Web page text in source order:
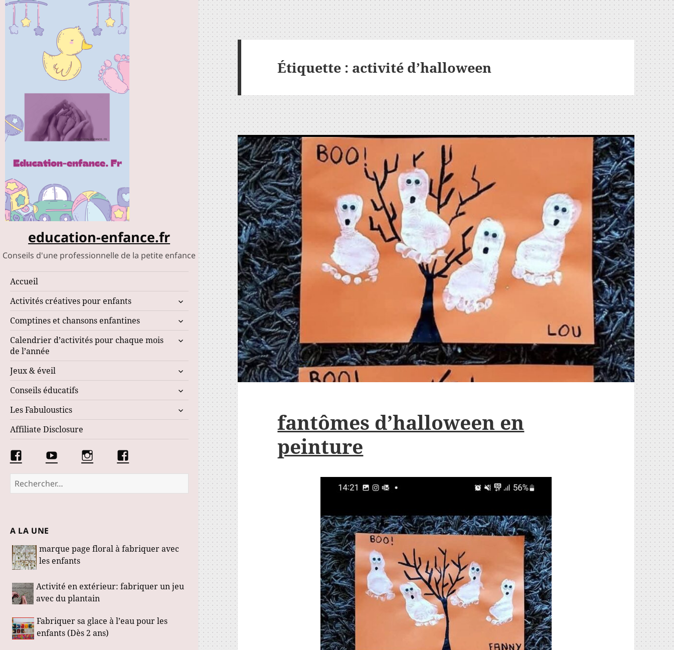
education-enfance.fr
Conseils d'une professionnelle de la petite enfance
Accueil
Activités créatives pour enfants
ouvrir
le
sous-
menu
Comptines et chansons enfantines
ouvrir
le
sous-
Calendrier d’activités pour chaque mois
de l’année
ouvrir
sous-
menu
Jeux & éveil
ouvrir
le
sous-
menu
Conseils éducatifs
ouvrir
le
sous-
menu
Les Fabuloustics
ouvrir
le
menu
Affiliate Disclosure
Facebook
Les
Fabuloustics
Conseils
d’une
éducatrice
de
Éduquer
les
petits
La
communauté
Marmotille
Rechercher :
A LA UNE
marque page floral à fabriquer avec
les enfants
Activité en extérieur: fabriquer un jeu
avec du plantain
Fabriquer sa glace à l’eau pour les
enfants (Dès 2 ans)
Étiquette : activité d’halloween
fantômes d’halloween en
peinture